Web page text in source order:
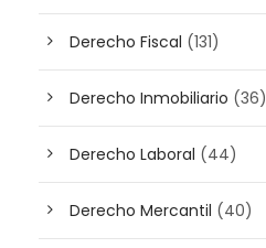
Derecho Fiscal (131)
Derecho Inmobiliario (36)
Derecho Laboral (44)
Derecho Mercantil (40)